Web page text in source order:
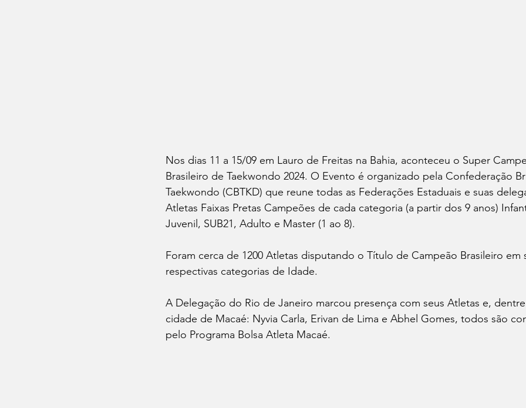
Nos dias 11 a 15/09 em Lauro de Freitas na Bahia, aconteceu o Super
Brasileiro de Taekwondo 2024. O Evento é organizado pela Confederação
Taekwondo (CBTKD) que reune todas as Federações Estaduais e suas
Atletas Faixas Pretas Campeões de cada categoria (a partir dos 9 anos)
Juvenil, SUB21, Adulto e Master (1 ao 8).
Foram cerca de 1200 Atletas disputando o Título de Campeão Brasileiro em
respectivas categorias de Idade.
A Delegação do Rio de Janeiro marcou presença com seus Atletas e,
cidade de Macaé: Nyvia Carla, Erivan de Lima e Abhel Gomes, todos são
pelo Programa Bolsa Atleta Macaé.